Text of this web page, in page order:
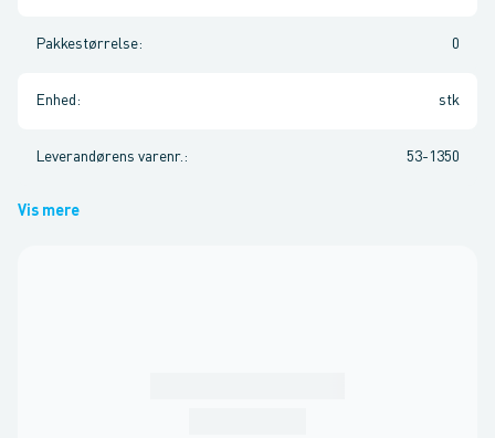
Pakkestørrelse: 0
Enhed : stk
Leverandørens varenr. : 53-1350
Vis mere